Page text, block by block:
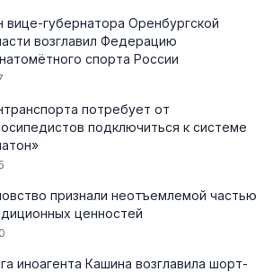
вице-губернатора Оренбургской
возглавил Федерацию
спорта России
потребует от
подключиться к системе
признали неотъемлемой частью
ценностей
иноагента Кашина возглавила шорт-